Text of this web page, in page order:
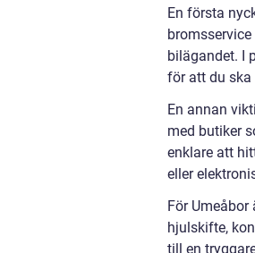
En första
bilägandet. I
för att du ska
En annan
med butiker
enklare att
eller
För
hjulskifte,
till en